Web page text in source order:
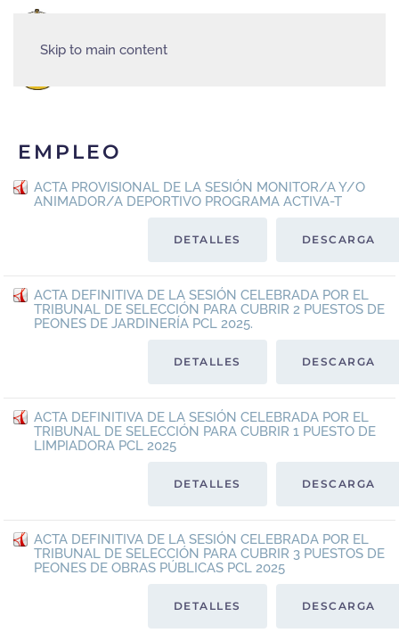
Skip to main content
EMPLEO
ACTA PROVISIONAL DE LA SESIÓN MONITOR/A Y/O
ANIMADOR/A DEPORTIVO PROGRAMA ACTIVA-T
DESCARGA
DETALLES
ACTA DEFINITIVA DE LA SESIÓN CELEBRADA POR EL
TRIBUNAL DE SELECCIÓN PARA CUBRIR 2 PUESTOS DE
PEONES DE JARDINERÍA PCL 2025.
DESCARGA
DETALLES
ACTA DEFINITIVA DE LA SESIÓN CELEBRADA POR EL
TRIBUNAL DE SELECCIÓN PARA CUBRIR 1 PUESTO DE
LIMPIADORA PCL 2025
DESCARGA
DETALLES
ACTA DEFINITIVA DE LA SESIÓN CELEBRADA POR EL
TRIBUNAL DE SELECCIÓN PARA CUBRIR 3 PUESTOS DE
PEONES DE OBRAS PÚBLICAS PCL 2025
DESCARGA
DETALLES